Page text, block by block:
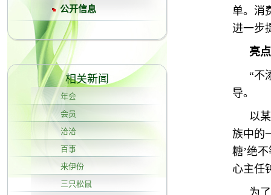
公开信息
相关新闻
年会
会员
洽洽
百事
来伊份
三只松鼠
单。消
进一步
亮
“不
导。
以
族中的
糖’绝
心主任
为